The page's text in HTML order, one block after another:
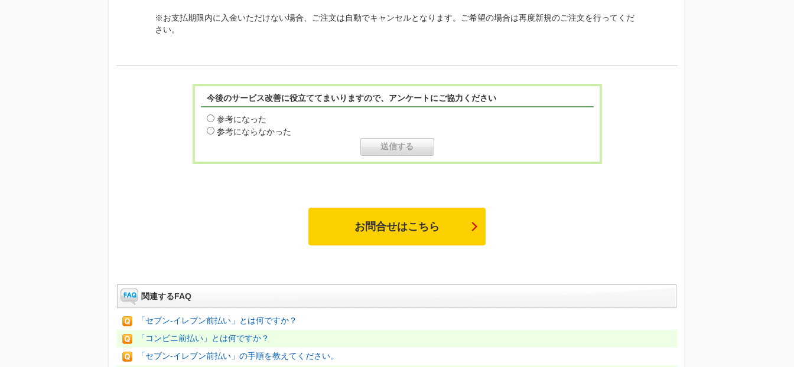
※お支払期限内に入金いただけない場合、ご注文は自動でキャンセルとなります。ご希望の場合は再度新規のご注文を行ってくだ
さい。
今後のサービス改善に役立ててまいりますので、アンケートにご協力ください
参考になった
参考にならなかった
お問合せはこちら
関連するFAQ
「セブン-イレブン前払い」とは何ですか？
「コンビニ前払い」とは何ですか？
「セブン-イレブン前払い」の手順を教えてください。